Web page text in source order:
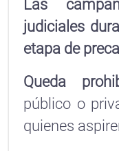
Las
judiciales
etapa de
Queda
público o
quienes